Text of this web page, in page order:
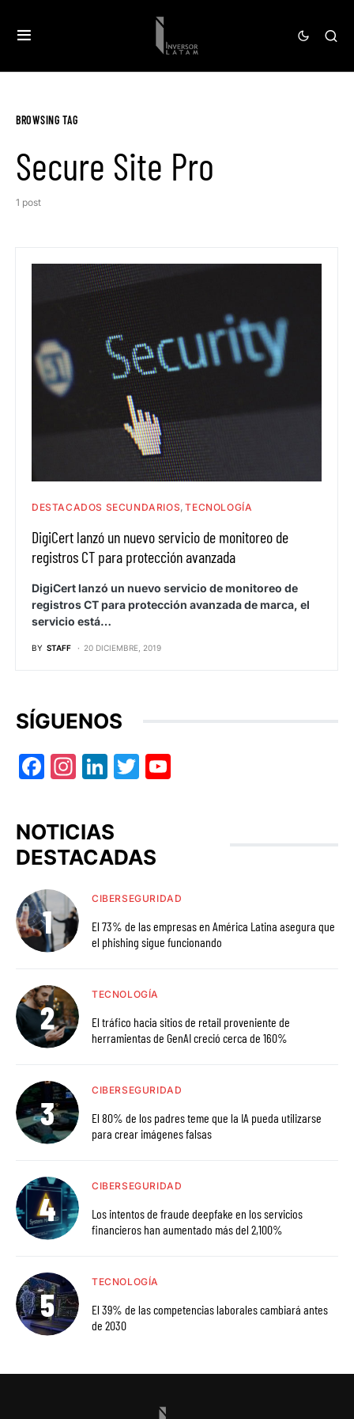
BROWSING TAG
Secure Site Pro
1 post
DESTACADOS SECUNDARIOS TECNOLOGÍA
DigiCert lanzó un nuevo servicio de monitoreo de
registros CT para protección avanzada
DigiCert lanzó un nuevo servicio de monitoreo de
registros CT para protección avanzada de marca, el
servicio está…
BY STAFF 20 DICIEMBRE, 2019
SÍGUENOS
Facebook
Instagram
LinkedIn
Twitter
NOTICIAS
DESTACADAS
CIBERSEGURIDAD
El 73% de las empresas en América Latina asegura que
el phishing sigue funcionando
TECNOLOGÍA
El tráfico hacia sitios de retail proveniente de
herramientas de GenAI creció cerca de 160%
CIBERSEGURIDAD
El 80% de los padres teme que la IA pueda utilizarse
para crear imágenes falsas
CIBERSEGURIDAD
Los intentos de fraude deepfake en los servicios
financieros han aumentado más del 2,100%
TECNOLOGÍA
El 39% de las competencias laborales cambiará antes
de 2030